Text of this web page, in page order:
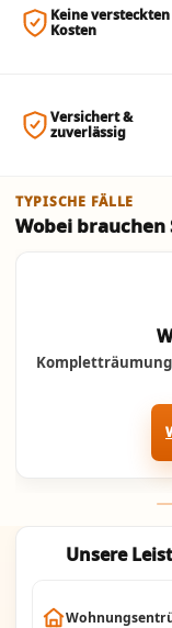
Keine versteckten
Kosten
Versichert &
zuverlässig
TYPISCHE FÄLLE
Wobei brauchen
Kompletträumung
Unsere